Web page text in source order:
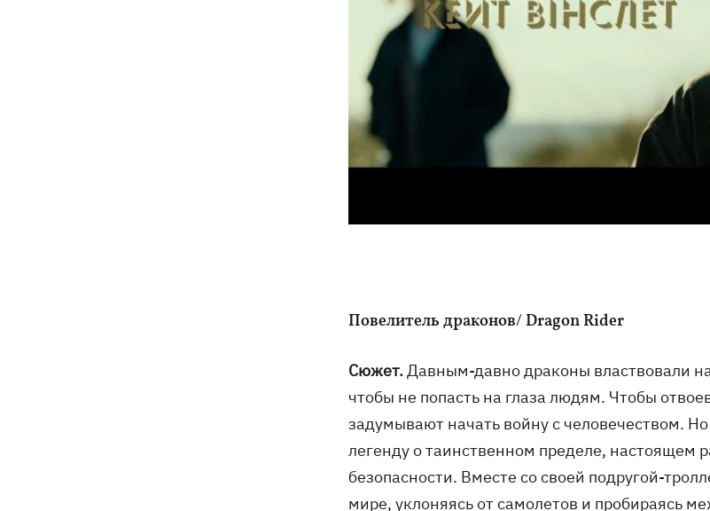
Повелитель драконов/ Dragon Rider
Сюжет.Давным-давно драконы властвовали
чтобы не попасть на глаза людям. Чтобы
задумывают начать войну с человечеством.
легенду о таинственном пределе, настоящем
безопасности. Вместе со своей подругой-
мире, уклоняясь от самолетов и пробираясь